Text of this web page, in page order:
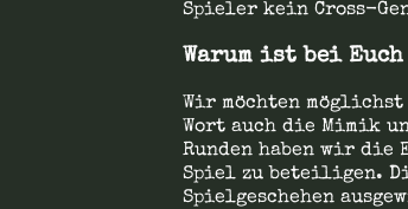
Spieler kein Cross-
Warum ist bei
Wir möchten
Wort auch die Mimik
Runden haben wir die
Spiel zu beteiligen.
Spielgeschehen